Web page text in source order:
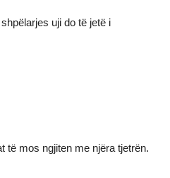
uji do të jetë i
të mos ngjiten me njëra tjetrën.